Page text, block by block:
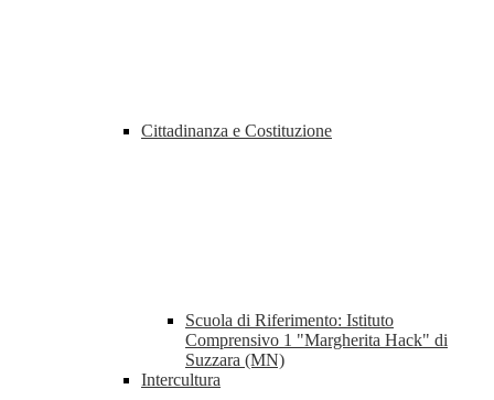
Cittadinanza e Costituzione
Scuola di Riferimento: Istituto
Comprensivo 1 "Margherita Hack" di
Suzzara (MN)
Intercultura